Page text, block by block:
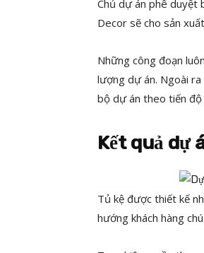
Chủ dự án phê duyệt
Decor sẽ cho sản
Những công đoạn
lượng dự án. Ngoài
bộ dự án theo tiến độ
Kết quả dự
Tủ kệ được thiết kế
hướng khách hàng